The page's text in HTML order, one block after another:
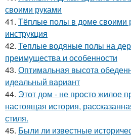
своими руками
41. Тёплые полы в доме своими
инструкция
42. Теплые водяные полы на
преимущества и особенности
43. Оптимальная высота
идеальный вариант
44. Этот дом - не просто жилое
настоящая история,
стиля.
45. Были ли известные